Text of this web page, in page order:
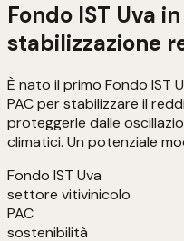
Fondo IST Uva
stabilizzazione
È nato il primo Fondo IST
PAC per stabilizzare il
proteggerle dalle
climatici. Un potenziale
Fondo IST Uva
settore vitivinicolo
PAC
sostenibilità